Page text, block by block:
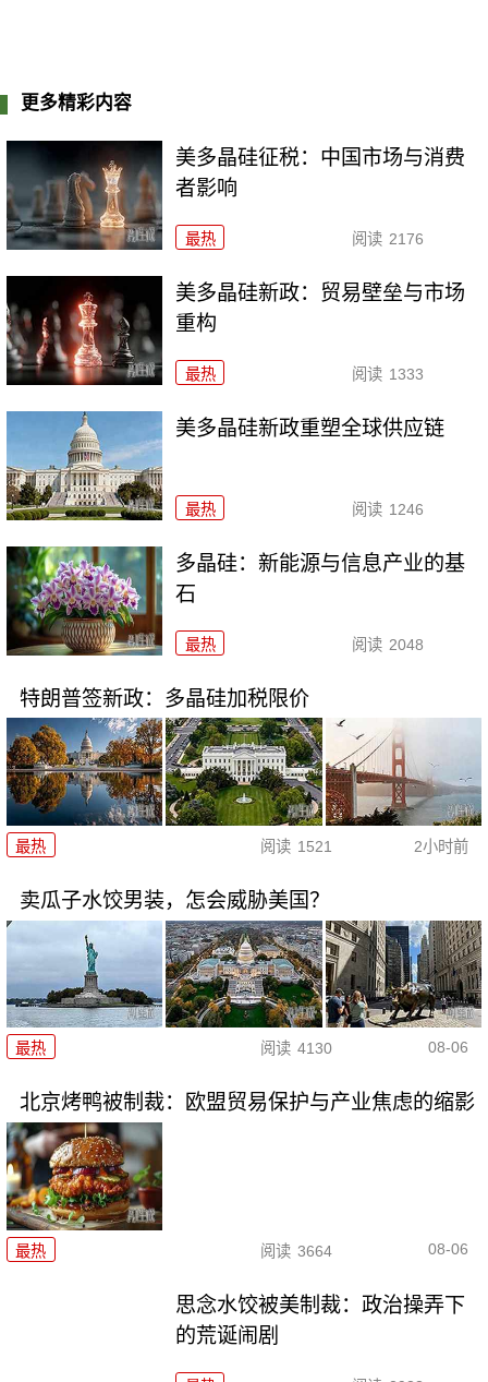
更多精彩内容
美多晶硅征税：中国市场与消费
者影响
最热 阅读 2176
美多晶硅新政：贸易壁垒与市场
重构
最热 阅读 1333
美多晶硅新政重塑全球供应链
最热 阅读 1246
多晶硅：新能源与信息产业的基
石
最热 阅读 2048
特朗普签新政：多晶硅加税限价
最热 阅读 1521 2小时前
卖瓜子水饺男装，怎会威胁美国？
最热 阅读 4130 08-06
北京烤鸭被制裁：欧盟贸易保护与产业焦虑的缩影
最热 阅读 3664 08-06
思念水饺被美制裁：政治操弄下
的荒诞闹剧